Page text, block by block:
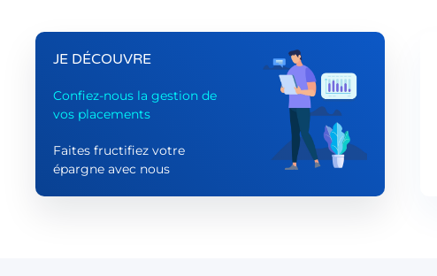
JE DÉCOUVRE
Confiez-nous la gestion de
vos placements
Faites fructifiez votre
épargne avec nous